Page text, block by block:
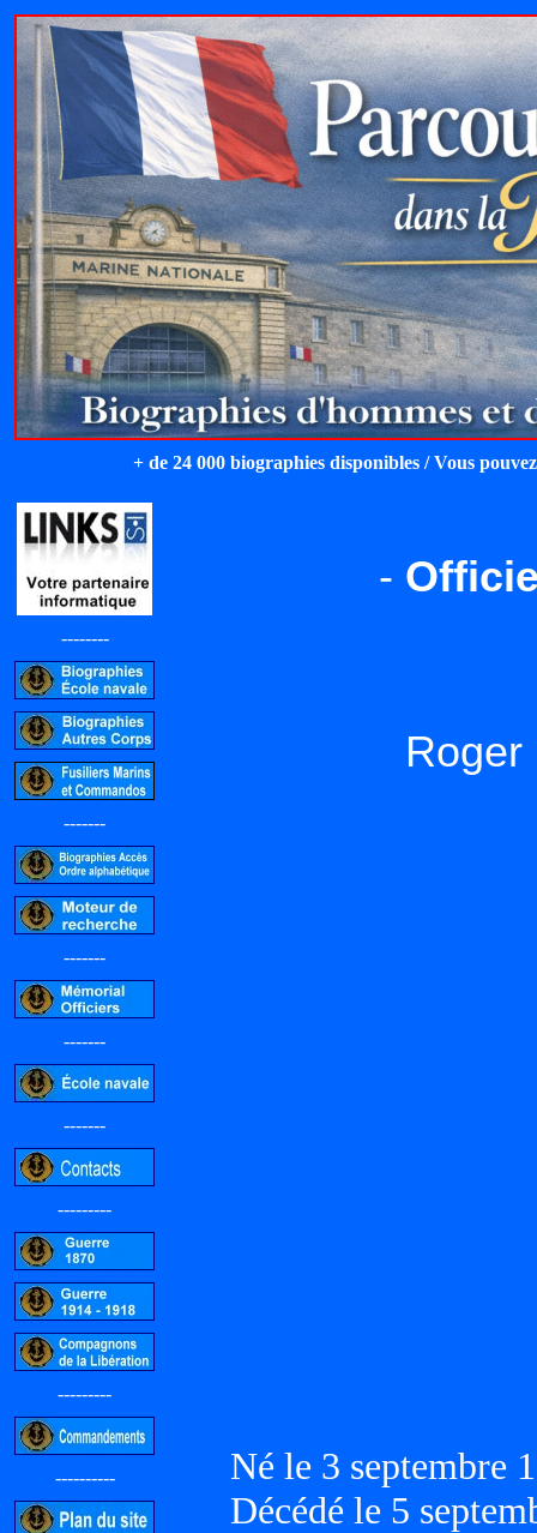
+ de 24 000 biographies disponibles / Vous
--------
-------
-------
-------
-------
---------
---------
----------
-
Roger
Né le 3 septembre
Décédé le 5